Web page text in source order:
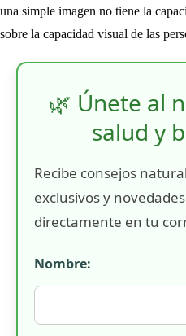
una simple imagen no tiene la
sobre la capacidad visual de las
🌿 Únete al
salud y
Recibe consejos
exclusivos y
directamente en tu
Nombre: